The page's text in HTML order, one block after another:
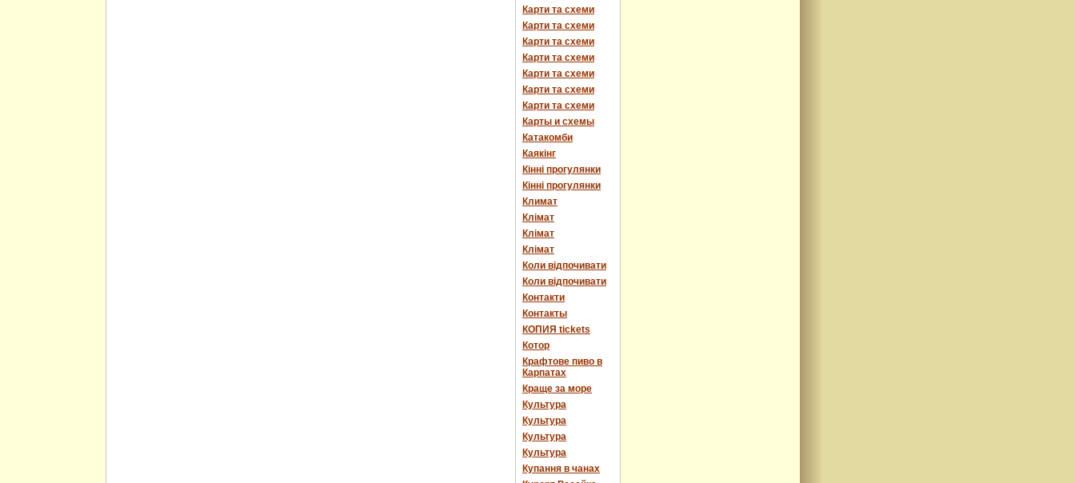
Карти та схеми
Карти та схеми
Карти та схеми
Карти та схеми
Карти та схеми
Карти та схеми
Карти та схеми
Карты и схемы
Катакомби
Каякінг
Кінні прогулянки
Кінні прогулянки
Климат
Клімат
Клімат
Клімат
Коли відпочивати
Коли відпочивати
Контакти
Контакты
КОПИЯ tickets
Котор
Крафтове пиво в
Карпатах
Краще за море
Культура
Культура
Культура
Культура
Купання в чанах